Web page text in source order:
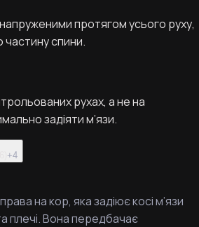
протягом усього руху,
спини.
рухах, а не на
задіяти м’язи.
+4
на кор, яка задіює косі м’язи
плечі. Вона передбачає